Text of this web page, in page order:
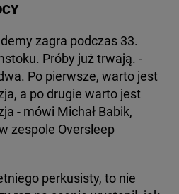
zagra podczas 33.
Próby już trwają. -
Po pierwsze, warto jest
a po drugie warto jest
- mówi Michał Babik,
zespole Oversleep
perkusisty, to nie